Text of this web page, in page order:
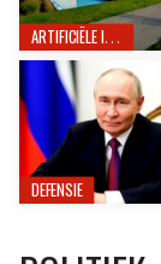
ARTIFICIËLE INTELLIGENTIE
DEFENSIE